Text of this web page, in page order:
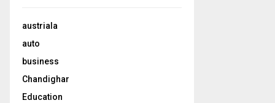
austriala
auto
business
Chandighar
Education